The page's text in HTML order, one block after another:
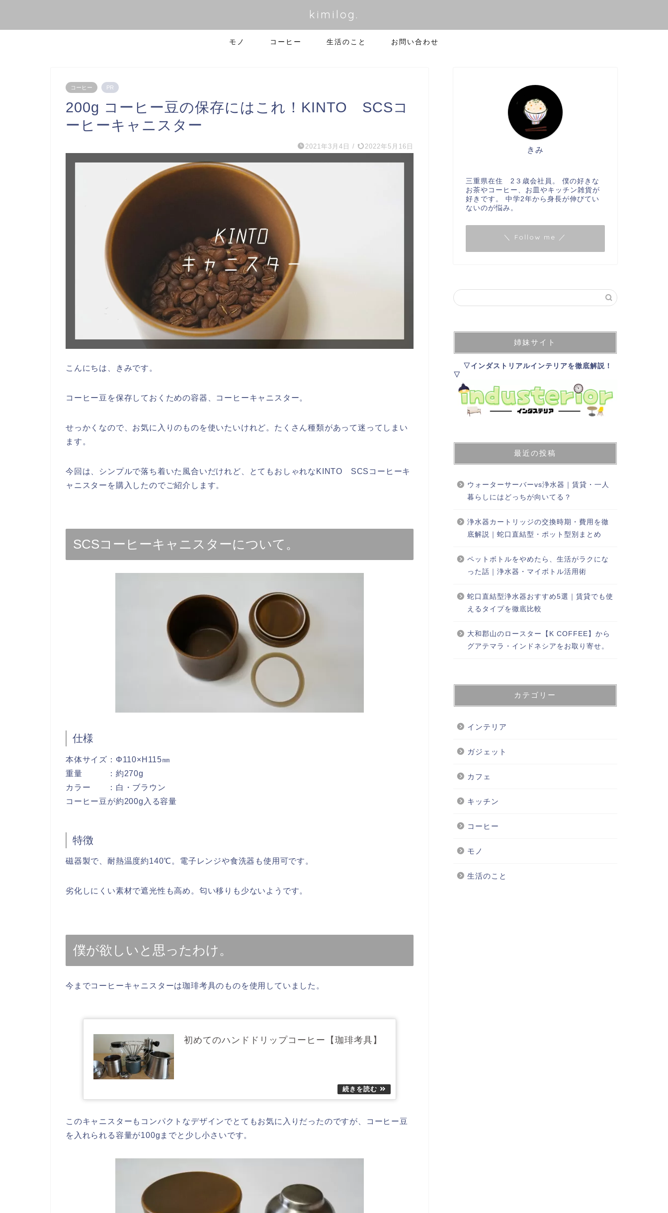
kimilog.
モノ コーヒー 生活のこと お問い合わせ
コーヒー PR
200g コーヒー豆の保存にはこれ！KINTO SCSコ
ーヒーキャニスター
2021年3月4日 / 2022年5月16日
こんにちは、きみです。
コーヒー豆を保存しておくための容器、コーヒーキャニスター。
せっかくなので、お気に入りのものを使いたいけれど。たくさん種類があって迷ってしまい
ます。
今回は、シンプルで落ち着いた風合いだけれど、とてもおしゃれなKINTO SCSコーヒーキ
ャニスターを購入したのでご紹介します。
SCSコーヒーキャニスターについて。
仕様
本体サイズ：Φ110×H115㎜
重量 ：約270g
カラー ：白・ブラウン
コーヒー豆が約200g入る容量
特徴
磁器製で、耐熱温度約140℃。電子レンジや食洗器も使用可です。
劣化しにくい素材で遮光性も高め。匂い移りも少ないようです。
僕が欲しいと思ったわけ。
今までコーヒーキャニスターは珈琲考具のものを使用していました。
初めてのハンドドリップコーヒー【珈琲考具】
このキャニスターもコンパクトなデザインでとてもお気に入りだったのですが、コーヒー豆
を入れられる容量が100gまでと少し小さいです。
きみ
三重県在住 2３歳会社員。 僕の好きな
お茶やコーヒー、お皿やキッチン雑貨が
好きです。 中学2年から身長が伸びてい
ないのが悩み。
＼ Follow me ／
姉妹サイト
▽インダストリアルインテリアを徹底解説！
▽
最近の投稿
ウォーターサーバーvs浄水器｜賃貸・一人
暮らしにはどっちが向いてる？
浄水器カートリッジの交換時期・費用を徹
底解説｜蛇口直結型・ポット型別まとめ
ペットボトルをやめたら、生活がラクにな
った話｜浄水器・マイボトル活用術
蛇口直結型浄水器おすすめ5選｜賃貸でも使
えるタイプを徹底比較
大和郡山のロースター【K COFFEE】から
グアテマラ・インドネシアをお取り寄せ。
カテゴリー
インテリア
ガジェット
カフェ
キッチン
コーヒー
モノ
生活のこと